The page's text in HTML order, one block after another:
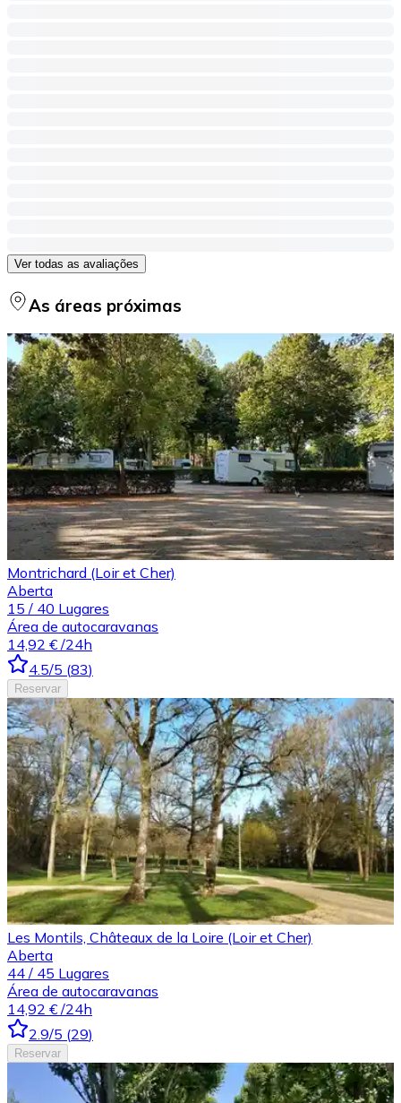
Ver todas as avaliações
As áreas próximas
Montrichard (Loir et Cher)
Aberta
15 / 40 Lugares
Área de autocaravanas
14,92 € /24h
4.5/5 (83)
Reservar
Les Montils, Châteaux de la Loire (Loir et Cher)
Aberta
44 / 45 Lugares
Área de autocaravanas
14,92 € /24h
2.9/5 (29)
Reservar